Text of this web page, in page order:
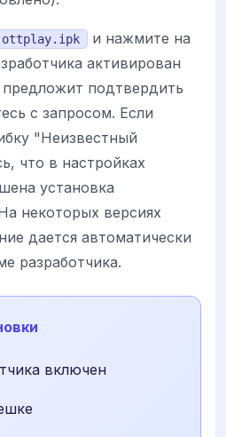
ottplay.ipk
и нажмите на
активирован
подтвердить
с запросом. Если
"Неизвестный
что в настройках
установка
некоторых версиях
дается автоматически
разработчика.
включен